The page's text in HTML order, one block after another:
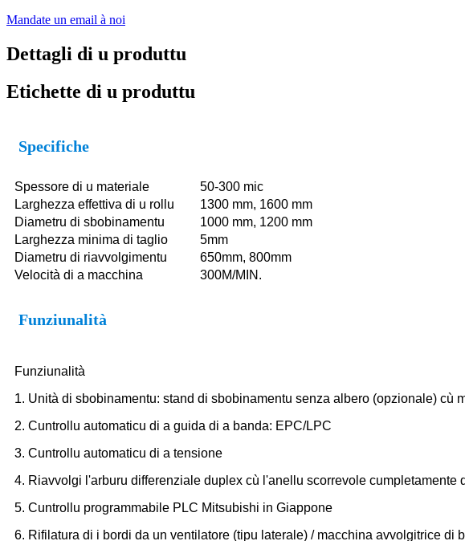
Mandate un email à noi
Dettagli di u produttu
Etichette di u produttu
Specifiche
Spessore di u materiale
50-300 mic
Larghezza effettiva di u rollu
1300 mm, 1600 mm
Diametru di sbobinamentu
1000 mm, 1200 mm
Larghezza minima di taglio
5mm
Diametru di riavvolgimentu
650mm, 800mm
Velocità di a macchina
300M/MIN.
Funziunalità
Funziunalità
1. Unità di sbobinamentu: stand di sbobinamentu senza albero (opzionale) cù
2. Cuntrollu automaticu di a guida di a banda: EPC/LPC
3. Cuntrollu automaticu di a tensione
4. Riavvolgi l'arburu differenziale duplex cù l'anellu scorrevole cumpletamente
5. Cuntrollu programmabile PLC Mitsubishi in Giappone
6. Rifilatura di i bordi da un ventilatore (tipu laterale) / macchina avvolgitrice di